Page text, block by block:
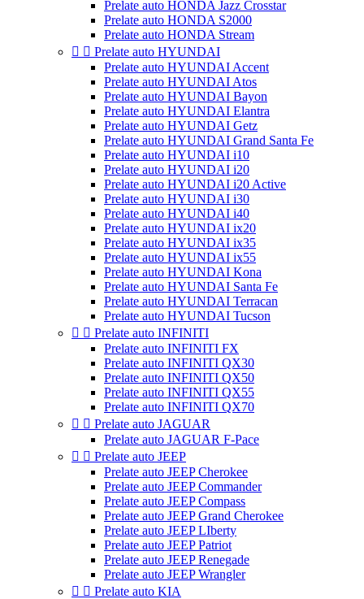
Prelate auto HONDA Jazz Crosstar
Prelate auto HONDA S2000
Prelate auto HONDA Stream
  Prelate auto HYUNDAI
Prelate auto HYUNDAI Accent
Prelate auto HYUNDAI Atos
Prelate auto HYUNDAI Bayon
Prelate auto HYUNDAI Elantra
Prelate auto HYUNDAI Getz
Prelate auto HYUNDAI Grand Santa Fe
Prelate auto HYUNDAI i10
Prelate auto HYUNDAI i20
Prelate auto HYUNDAI i20 Active
Prelate auto HYUNDAI i30
Prelate auto HYUNDAI i40
Prelate auto HYUNDAI ix20
Prelate auto HYUNDAI ix35
Prelate auto HYUNDAI ix55
Prelate auto HYUNDAI Kona
Prelate auto HYUNDAI Santa Fe
Prelate auto HYUNDAI Terracan
Prelate auto HYUNDAI Tucson
  Prelate auto INFINITI
Prelate auto INFINITI FX
Prelate auto INFINITI QX30
Prelate auto INFINITI QX50
Prelate auto INFINITI QX55
Prelate auto INFINITI QX70
  Prelate auto JAGUAR
Prelate auto JAGUAR F-Pace
  Prelate auto JEEP
Prelate auto JEEP Cherokee
Prelate auto JEEP Commander
Prelate auto JEEP Compass
Prelate auto JEEP Grand Cherokee
Prelate auto JEEP LIberty
Prelate auto JEEP Patriot
Prelate auto JEEP Renegade
Prelate auto JEEP Wrangler
  Prelate auto KIA